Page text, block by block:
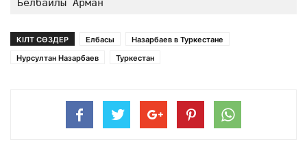
Белбайлы Арман
КІЛТ СӨЗДЕР Елбасы
Назарбаев в Туркестане
Нурсултан Назарбаев
Туркестан